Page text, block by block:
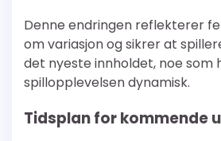
Denne endringen reflekterer
om variasjon og sikrer at
det nyeste innholdet, noe som
spillopplevelsen dynamisk.
Tidsplan for kommende